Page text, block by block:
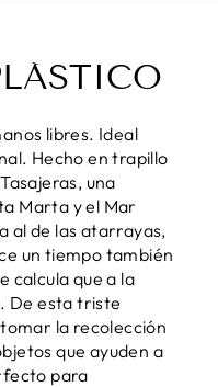
libres. Ideal
Hecho en trapillo
una
Marta y el Mar
al de las atarrayas,
un tiempo también
calcula que a la
De esta triste
la recolección
que ayuden a
para